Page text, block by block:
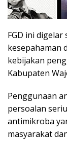
FGD ini
kesepahaman
kebijakan
Kabupaten
Penggunaan
persoalan
antimikroba
masyarakat